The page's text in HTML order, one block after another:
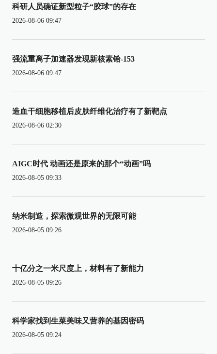
科研人员确证新型粒子“胶球”的存在
2026-08-06 09:47
强流重离子加速器发现新核素铪-153
2026-08-06 09:47
造血干细胞移植后皮肤纤维化治疗有了新靶点
2026-08-06 02:30
AIGC时代 动画还是原来的那个“动画”吗
2026-08-05 09:33
纳米制造，探索微观世界的无限可能
2026-08-05 09:26
十亿分之一米尺度上，材料有了新能力
2026-08-05 09:26
科学家找到生菜美味又营养的基因密码
2026-08-05 09:24